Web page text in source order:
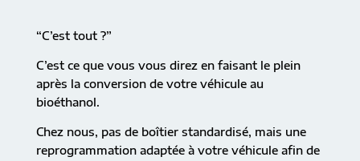
“C’est tout ?”
C’est ce que vous vous direz en faisant le plein
après la conversion de votre véhicule au
bioéthanol.
Chez nous, pas de boîtier standardisé, mais une
reprogrammation adaptée à votre véhicule afin de